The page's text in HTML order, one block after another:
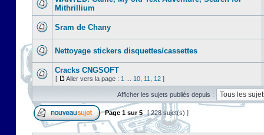
Mithrillium
Sram de Chany
Nettoyage stickers disquettes/cassettes
Cracks CNGSOFT
[ Aller vers la page : 1 10 11 12 ]
Afficher les sujets publiés depuis :
Page 1 sur5 [ 228 sujet(s) ]